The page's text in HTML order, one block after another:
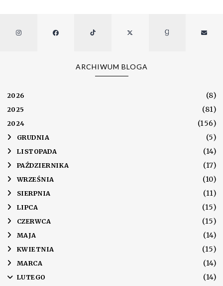
ARCHIWUM BLOGA
2026 (8)
2025 (81)
2024 (156)
► GRUDNIA (5)
► LISTOPADA (14)
► PAŹDZIERNIKA (17)
► WRZEŚNIA (10)
► SIERPNIA (11)
► LIPCA (15)
► CZERWCA (15)
► MAJA (14)
► KWIETNIA (15)
► MARCA (14)
▼ LUTEGO
(14)